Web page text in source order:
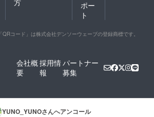
ポー
ト
「QRコード」は株式会社デンソーウェーブの登録商標です。
会社概
要
採用情
報
パートナー
募集
YUNO_YUNOさんへアンコール